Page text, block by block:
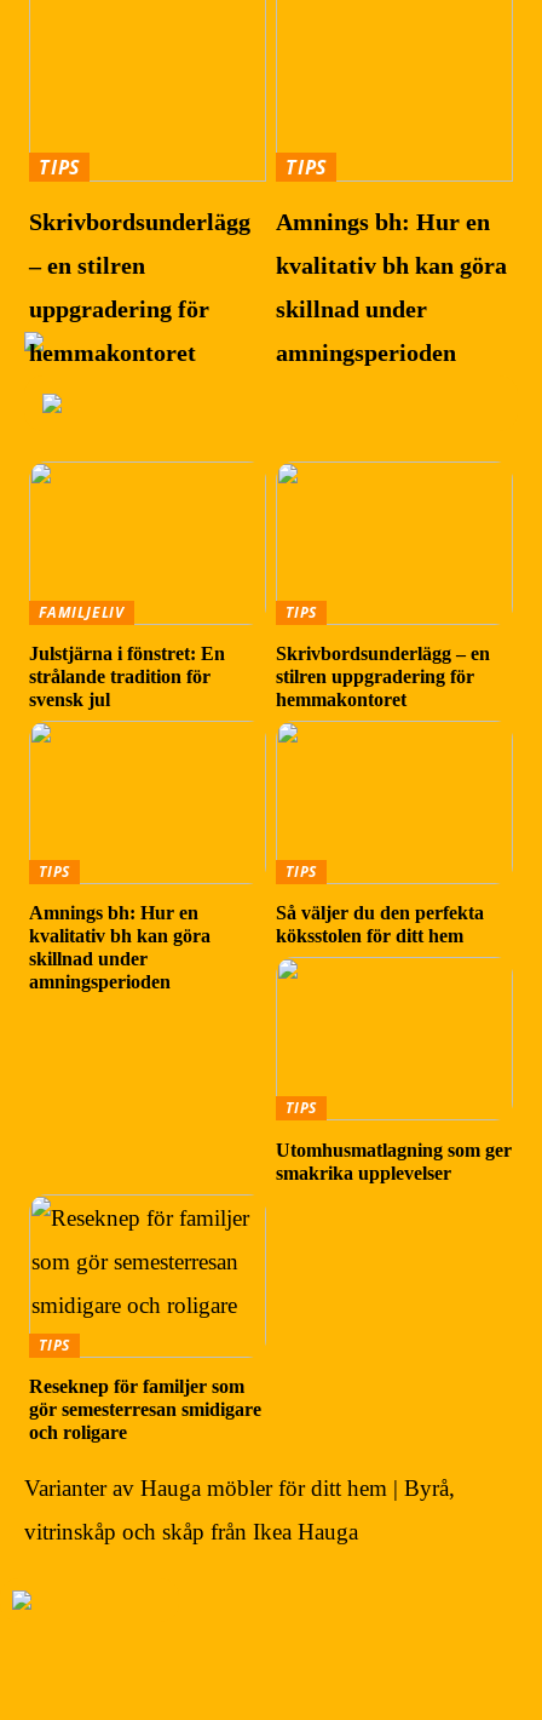
TIPS
Skrivbordsunderlägg
– en stilren
uppgradering för
hemmakontoret
TIPS
Amnings bh: Hur en
kvalitativ bh kan göra
skillnad under
amningsperioden
FAMILJELIV
Julstjärna i fönstret: En
strålande tradition för
svensk jul
TIPS
Skrivbordsunderlägg – en
stilren uppgradering för
hemmakontoret
TIPS
Amnings bh: Hur en
kvalitativ bh kan göra
skillnad under
amningsperioden
TIPS
Så väljer du den perfekta
köksstolen för ditt hem
TIPS
Utomhusmatlagning som ger
smakrika upplevelser
TIPS
Reseknep för familjer som
gör semesterresan smidigare
och roligare
Varianter av Hauga möbler för ditt hem | Byrå,
vitrinskåp och skåp från Ikea Hauga